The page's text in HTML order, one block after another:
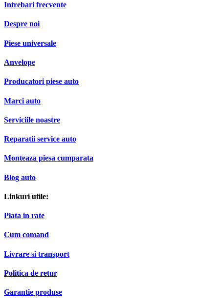
Intrebari frecvente
Despre noi
Piese universale
Anvelope
Producatori piese auto
Marci auto
Serviciile noastre
Reparatii service auto
Monteaza piesa cumparata
Blog auto
Linkuri utile:
Plata in rate
Cum comand
Livrare si transport
Politica de retur
Garantie produse